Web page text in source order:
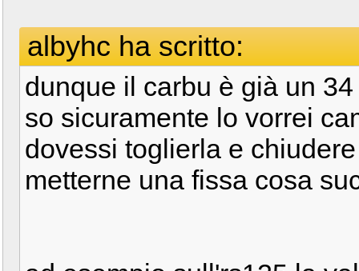
albyhc ha scritto:
dunque il carbu è già un
so sicuramente lo vorrei
dovessi toglierla e
metterne una fissa cosa